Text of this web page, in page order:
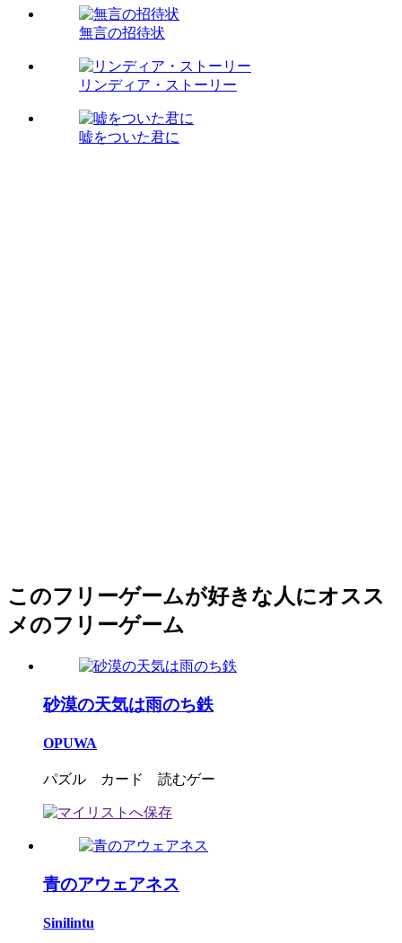
無言の招待状
リンディア・ストーリー
嘘をついた君に
このフリーゲームが好きな人にオスス
メのフリーゲーム
砂漠の天気は雨のち鉄
OPUWA
パズル カード 読むゲー
青のアウェアネス
Sinilintu